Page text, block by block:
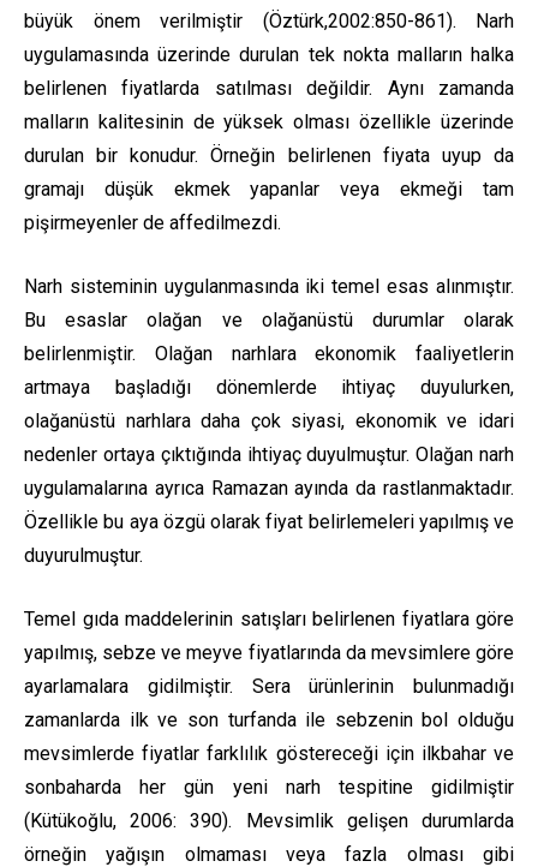
büyük önem verilmiştir (Öztürk,2002:850-861). Narh
uygulamasında üzerinde durulan tek nokta malların halka
belirlenen fiyatlarda satılması değildir. Aynı zamanda
malların kalitesinin de yüksek olması özellikle üzerinde
durulan bir konudur. Örneğin belirlenen fiyata uyup da
gramajı düşük ekmek yapanlar veya ekmeği tam
pişirmeyenler de affedilmezdi.
Narh sisteminin uygulanmasında iki temel esas alınmıştır.
Bu esaslar olağan ve olağanüstü durumlar olarak
belirlenmiştir. Olağan narhlara ekonomik faaliyetlerin
artmaya başladığı dönemlerde ihtiyaç duyulurken,
olağanüstü narhlara daha çok siyasi, ekonomik ve idari
nedenler ortaya çıktığında ihtiyaç duyulmuştur. Olağan narh
uygulamalarına ayrıca Ramazan ayında da rastlanmaktadır.
Özellikle bu aya özgü olarak fiyat belirlemeleri yapılmış ve
duyurulmuştur.
Temel gıda maddelerinin satışları belirlenen fiyatlara göre
yapılmış, sebze ve meyve fiyatlarında da mevsimlere göre
ayarlamalara gidilmiştir. Sera ürünlerinin bulunmadığı
zamanlarda ilk ve son turfanda ile sebzenin bol olduğu
mevsimlerde fiyatlar farklılık göstereceği için ilkbahar ve
sonbaharda her gün yeni narh tespitine gidilmiştir
(Kütükoğlu, 2006: 390). Mevsimlik gelişen durumlarda
örneğin yağışın olmaması veya fazla olması gibi